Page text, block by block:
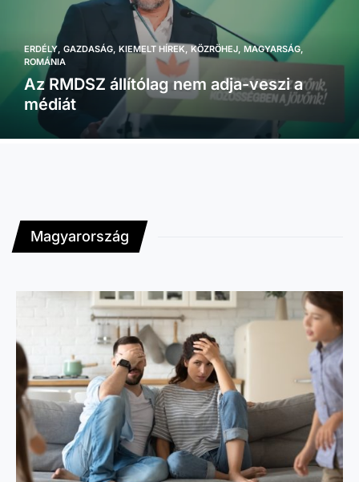
ERDÉLY GAZDASÁG KIEMELT HÍREK KÖZRÖHEJ MAGYARSÁG
ROMÁNIA
Az RMDSZ állítólag nem adja-veszi a
médiát
Magyarország